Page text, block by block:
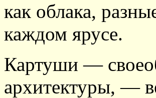
как облака,
каждом ярусе.
Картуши —
архитектуры, —